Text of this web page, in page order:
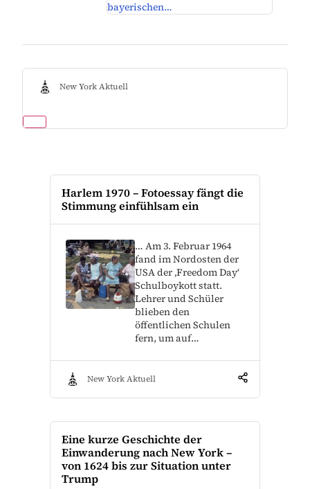
bayerischen…
New York Aktuell
Harlem 1970 – Fotoessay fängt die
Stimmung einfühlsam ein
… Am 3. Februar 1964
fand im Nordosten der
USA der ‚Freedom Day‘
Schulboykott statt.
Lehrer und Schüler
blieben den
öffentlichen Schulen
fern, um auf…
New York Aktuell
Eine kurze Geschichte der
Einwanderung nach New York –
von 1624 bis zur Situation unter
Trump